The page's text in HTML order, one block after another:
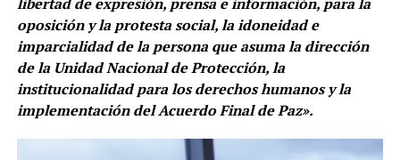
libertad de expresión, prensa e información, para la
oposición y la protesta social, la idoneidad e
imparcialidad de la persona que asuma la dirección
de la Unidad Nacional de Protección, la
institucionalidad para los derechos humanos y la
implementación del Acuerdo Final de Paz».